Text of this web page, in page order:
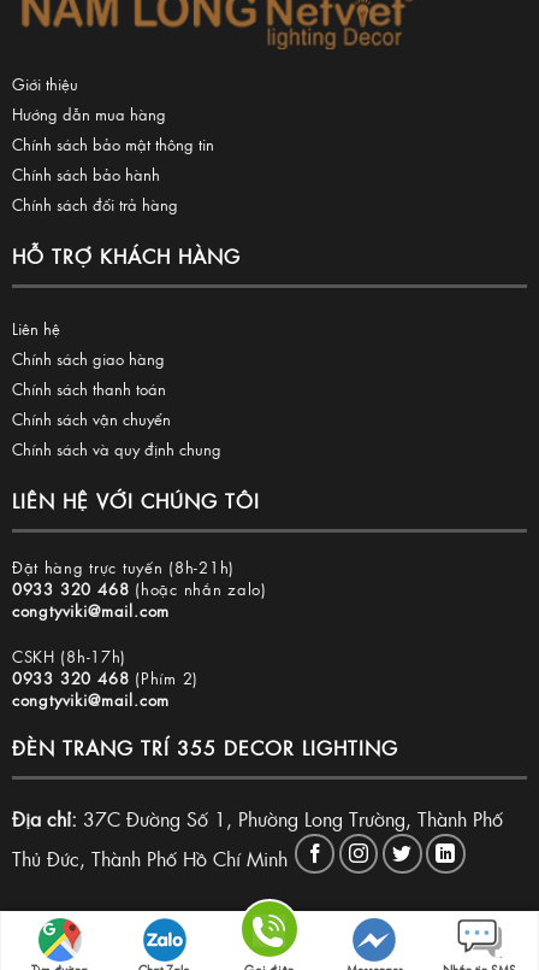
Giới thiệu
Hướng dẫn mua hàng
Chính sách bảo mật thông tin
Chính sách bảo hành
Chính sách đổi trả hàng
HỖ TRỢ KHÁCH HÀNG
Liên hệ
Chính sách giao hàng
Chính sách thanh toán
Chính sách vận chuyển
Chính sách và quy định chung
LIÊN HỆ VỚI CHÚNG TÔI
Đặt hàng trực tuyến (8h-21h)
0933 320 468 (hoặc nhắn zalo)
congtyviki@mail.com
CSKH (8h-17h)
0933 320 468 (Phím 2)
congtyviki@mail.com
ĐÈN TRANG TRÍ 355 DECOR LIGHTING
Địa chỉ: 37C Đường Số 1, Phường Long Trường, Thành Phố
Thủ Đức, Thành Phố Hồ Chí Minh
Copyright 2026 © Đèn trang trí 355 Decor